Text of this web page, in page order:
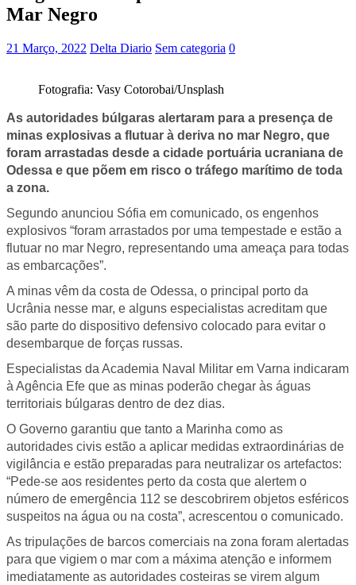
Mar Negro
21 Março, 2022 Delta Diario Sem categoria 0
Fotografia: Vasy Cotorobai/Unsplash
As autoridades búlgaras alertaram para a presença de
minas explosivas a flutuar à deriva no mar Negro, que
foram arrastadas desde a cidade portuária ucraniana de
Odessa e que põem em risco o tráfego marítimo de toda
a zona.
Segundo anunciou Sófia em comunicado, os engenhos
explosivos “foram arrastados por uma tempestade e estão a
flutuar no mar Negro, representando uma ameaça para todas
as embarcações”.
A minas vêm da costa de Odessa, o principal porto da
Ucrânia nesse mar, e alguns especialistas acreditam que
são parte do dispositivo defensivo colocado para evitar o
desembarque de forças russas.
Especialistas da Academia Naval Militar em Varna indicaram
à Agência Efe que as minas poderão chegar às águas
territoriais búlgaras dentro de dez dias.
O Governo garantiu que tanto a Marinha como as
autoridades civis estão a aplicar medidas extraordinárias de
vigilância e estão preparadas para neutralizar os artefactos:
“Pede-se aos residentes perto da costa que alertem o
número de emergência 112 se descobrirem objetos esféricos
suspeitos na água ou na costa”, acrescentou o comunicado.
As tripulações de barcos comerciais na zona foram alertadas
para que vigiem o mar com a máxima atenção e informem
imediatamente as autoridades costeiras se virem algum